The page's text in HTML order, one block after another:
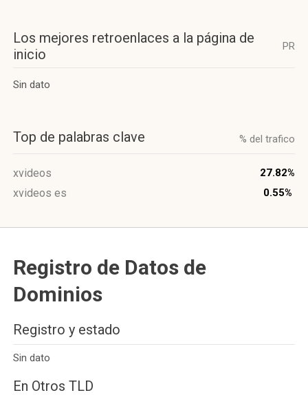
Los mejores retroenlaces a la página de
inicio
PR
Sin dato
Top de palabras clave % del trafico
xvideos 27.82%
xvideos es 0.55%
Registro de Datos de
Dominios
Registro y estado
Sin dato
En Otros TLD